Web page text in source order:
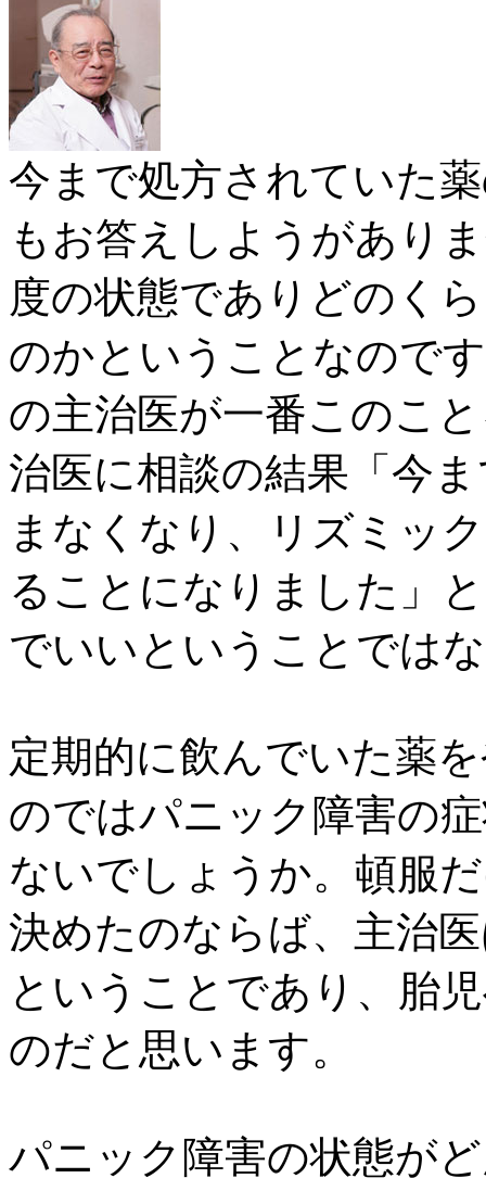
今まで処方されていた
もお答えしようがあり
度の状態でありどのく
のかということなので
の主治医が一番このこ
治医に相談の結果「今
まなくなり、リズミッ
ることになりました」
でいいということでは
定期的に飲んでいた薬
のではパニック障害の
ないでしょうか。頓服
決めたのならば、主治
ということであり、胎
のだと思います。
パニック障害の状態が